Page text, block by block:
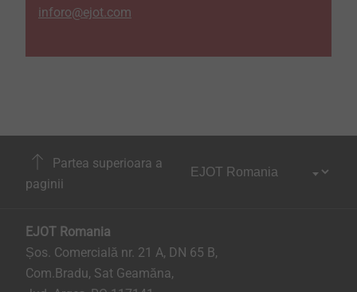
inforo@ejot.com
Partea superioara a
paginii
EJOT Romania
Șos. Comercială nr. 21 A, DN 65 B,
Com.Bradu, Sat Geamăna,